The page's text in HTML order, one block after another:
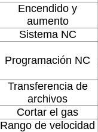
Encendido y
aumento
Sistema NC
Programación NC
Transferencia de
archivos
Cortar el gas
Rango de velocidad